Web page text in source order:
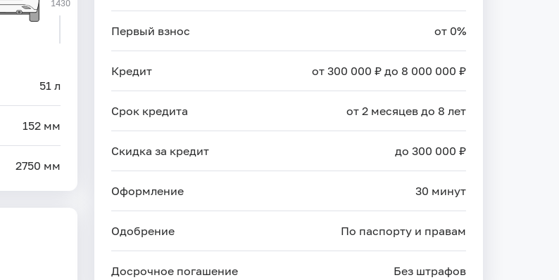
Первый взнос от 0%
Кредит от 300 000 ₽ до 8 000 000 ₽
Срок кредита от 2 месяцев до 8 лет
Скидка за кредит до 300 000 ₽
Оформление 30 минут
Одобрение По паспорту и правам
Досрочное погашение Без штрафов
1430
51 л
152 мм
2750 мм